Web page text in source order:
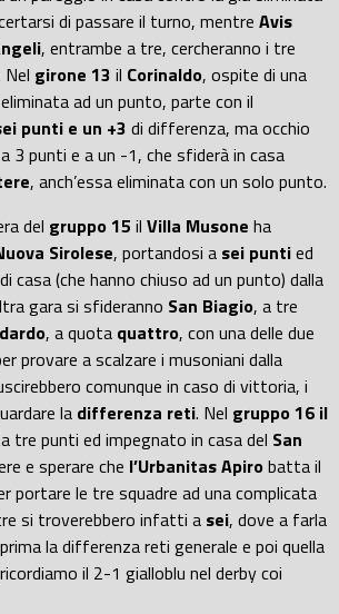
di passare il turno, mentre Avis
, entrambe a tre, cercheranno i tre
girone 13 il Corinaldo, ospite di una
ad un punto, parte con il
punti e un +3 di differenza, ma occhio
3 punti e a un -1, che sfiderà in casa
, anch’essa eliminata con un solo punto.
del gruppo 15 il Villa Musone ha
Sirolese, portandosi a sei puntied
casa (che hanno chiuso ad un punto) dalla
gara si sfideranno San Biagio, a tre
, a quota quattro, con una delle due
provare a scalzare i musoniani dalla
comunque in caso di vittoria, i
la differenza reti. Nel gruppo 16 il
tre punti ed impegnato in casa del San
e sperare che l’Urbanitas Apirobatta il
portare le tre squadre ad una complicata
si troverebbero infatti a sei, dove a farla
la differenza reti generale e poi quella
il 2-1 gialloblu nel derby coi